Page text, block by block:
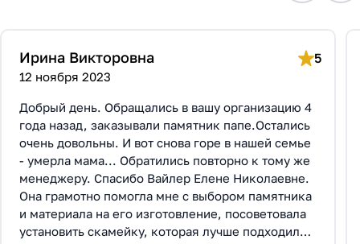
Ирина Викторовна 5
12 ноября 2023
Добрый день. Обращались в вашу организацию 4
года назад, заказывали памятник папе.Остались
очень довольны. И вот снова горе в нашей семье
- умерла мама... Обратились повторно к тому же
менеджеру. Спасибо Вайлер Елене Николаевне.
Она грамотно помогла мне с выбором памятника
и материала на его изготовление, посоветовала
установить скамейку, которая лучше подходила